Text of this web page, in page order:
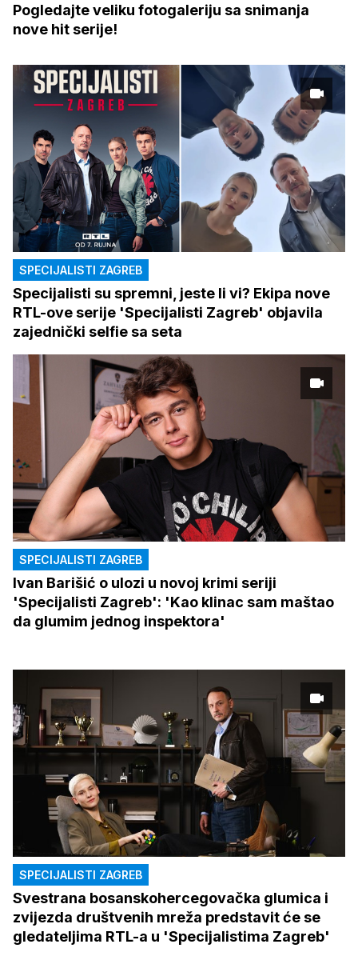
Pogledajte veliku fotogaleriju sa snimanja
nove hit serije!
SPECIJALISTI ZAGREB
Specijalisti su spremni, jeste li vi? Ekipa nove
RTL-ove serije 'Specijalisti Zagreb' objavila
zajednički selfie sa seta
SPECIJALISTI ZAGREB
Ivan Barišić o ulozi u novoj krimi seriji
'Specijalisti Zagreb': 'Kao klinac sam maštao
da glumim jednog inspektora'
SPECIJALISTI ZAGREB
Svestrana bosanskohercegovačka glumica i
zvijezda društvenih mreža predstavit će se
gledateljima RTL-a u 'Specijalistima Zagreb'